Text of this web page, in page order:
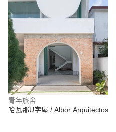
青年旅舍
哈瓦那U字屋 / Albor Arquitectos